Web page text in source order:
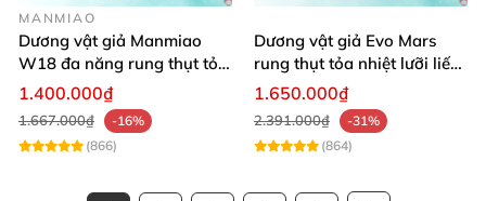
MANMIAO
Dương vật giả Manmiao
W18 đa năng rung thụt tỏa
nhiệt remote hiện đại
1.400.000₫
1.667.000₫
-16%
(866)
Dương vật giả Evo Mars
rung thụt tỏa nhiệt lưỡi liếm
massage
1.650.000₫
2.391.000₫
-31%
(864)